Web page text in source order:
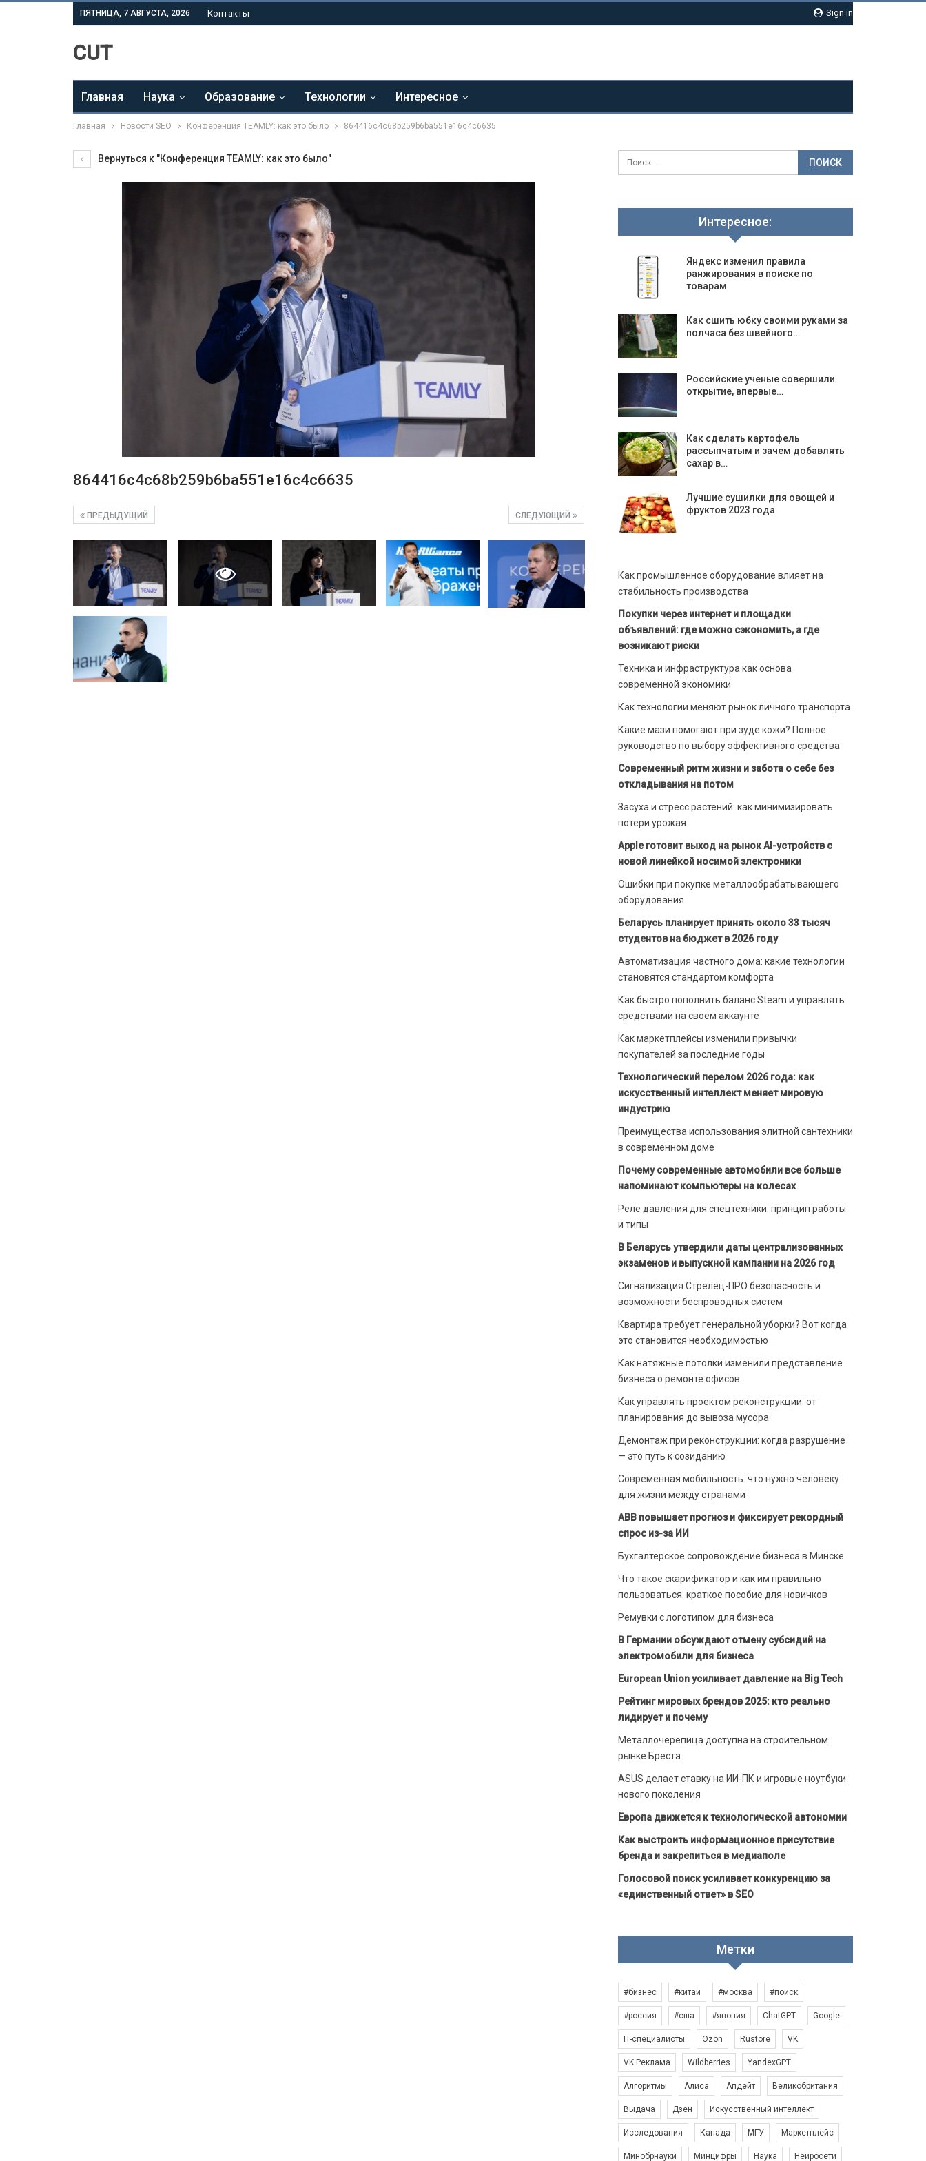
Sign in
ПЯТНИЦА, 7 АВГУСТА, 2026 Контакты
CUT
Главная Наука Образование Технологии Интересное
Главная Новости SEO Конференция TEAMLY: как это было 864416c4c68b259b6ba551e16c4c6635
Вернуться к "Конференция TEAMLY: как это было"
864416c4c68b259b6ba551e16c4c6635
СЛЕДУЮЩИЙ
ПРЕДЫДУЩИЙ
Интересное:
Яндекс изменил правила
ранжирования в поиске по
товарам
Как сшить юбку своими руками за
полчаса без швейного…
Российские ученые совершили
открытие, впервые…
Как сделать картофель
рассыпчатым и зачем добавлять
сахар в…
Лучшие сушилки для овощей и
фруктов 2023 года
Как промышленное оборудование влияет на
стабильность производства
Покупки через интернет и площадки
объявлений: где можно сэкономить, а где
возникают риски
Техника и инфраструктура как основа
современной экономики
Как технологии меняют рынок личного транспорта
Какие мази помогают при зуде кожи? Полное
руководство по выбору эффективного средства
Современный ритм жизни и забота о себе без
откладывания на потом
Засуха и стресс растений: как минимизировать
потери урожая
Apple готовит выход на рынок AI-устройств с
новой линейкой носимой электроники
Ошибки при покупке металлообрабатывающего
оборудования
Беларусь планирует принять около 33 тысяч
студентов на бюджет в 2026 году
Автоматизация частного дома: какие технологии
становятся стандартом комфорта
Как быстро пополнить баланс Steam и управлять
средствами на своём аккаунте
Как маркетплейсы изменили привычки
покупателей за последние годы
Технологический перелом 2026 года: как
искусственный интеллект меняет мировую
индустрию
Преимущества использования элитной сантехники
в современном доме
Почему современные автомобили все больше
напоминают компьютеры на колесах
Реле давления для спецтехники: принцип работы
и типы
В Беларусь утвердили даты централизованных
экзаменов и выпускной кампании на 2026 год
Сигнализация Стрелец-ПРО безопасность и
возможности беспроводных систем
Квартира требует генеральной уборки? Вот когда
это становится необходимостью
Как натяжные потолки изменили представление
бизнеса о ремонте офисов
Как управлять проектом реконструкции: от
планирования до вывоза мусора
Демонтаж при реконструкции: когда разрушение
— это путь к созиданию
Современная мобильность: что нужно человеку
для жизни между странами
ABB повышает прогноз и фиксирует рекордный
спрос из-за ИИ
Бухгалтерское сопровождение бизнеса в Минске
Что такое скарификатор и как им правильно
пользоваться: краткое пособие для новичков
Ремувки с логотипом для бизнеса
В Германии обсуждают отмену субсидий на
электромобили для бизнеса
European Union усиливает давление на Big Tech
Рейтинг мировых брендов 2025: кто реально
лидирует и почему
Металлочерепица доступна на строительном
рынке Бреста
ASUS делает ставку на ИИ-ПК и игровые ноутбуки
нового поколения
Европа движется к технологической автономии
Как выстроить информационное присутствие
бренда и закрепиться в медиаполе
Голосовой поиск усиливает конкуренцию за
«единственный ответ» в SEO
Метки
#бизнес #китай #москва #поиск
#россия #сша #япония ChatGPT Google
IT-специалисты Ozon Rustore VK
VK Реклама Wildberries YandexGPT
Алгоритмы Алиса Апдейт Великобритания
Выдача Дзен Искусственный интеллект
Исследования Канада МГУ Маркетплейс
Минобрнауки Минцифры Наука Нейросети